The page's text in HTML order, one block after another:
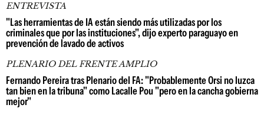
ENTREVISTA
"Las herramientas de IA están siendo más utilizadas por los
criminales que por las instituciones", dijo experto paraguayo en
prevención de lavado de activos
PLENARIO DEL FRENTE AMPLIO
Fernando Pereira tras Plenario del FA: "Probablemente Orsi no luzca
tan bien en la tribuna" como Lacalle Pou "pero en la cancha gobierna
mejor"